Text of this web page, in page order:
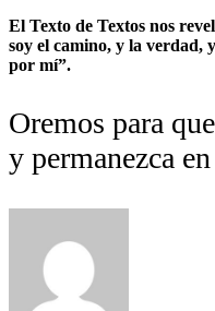
El Texto de Textos nos
soy el camino, y la verdad,
por mí”.
Oremos para
y permanezca